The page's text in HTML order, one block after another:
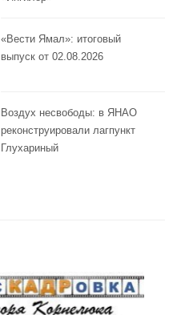
«Вести Ямал»: итоговый
выпуск от 02.08.2026
Воздух несвободы: в ЯНАО
реконструировали лагпункт
Глухариный